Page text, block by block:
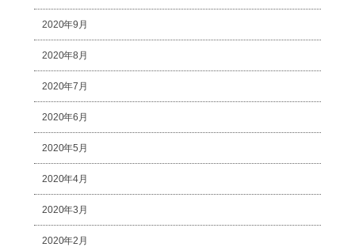
2020年9月
2020年8月
2020年7月
2020年6月
2020年5月
2020年4月
2020年3月
2020年2月